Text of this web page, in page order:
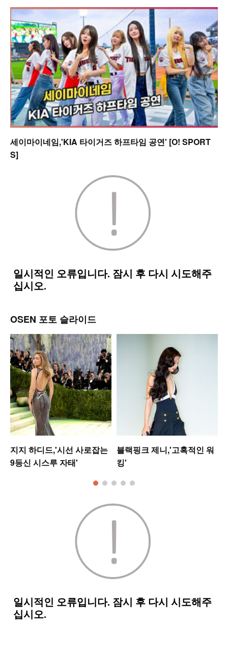
세이마이네임,'KIA 타이거즈 하프타임 공연' [O! SPORT
S]
OSEN 포토 슬라이드
지지 하디드,'시선 사로잡는
9등신 시스루 자태'
블랙핑크 제니,'고혹적인 워
킹'